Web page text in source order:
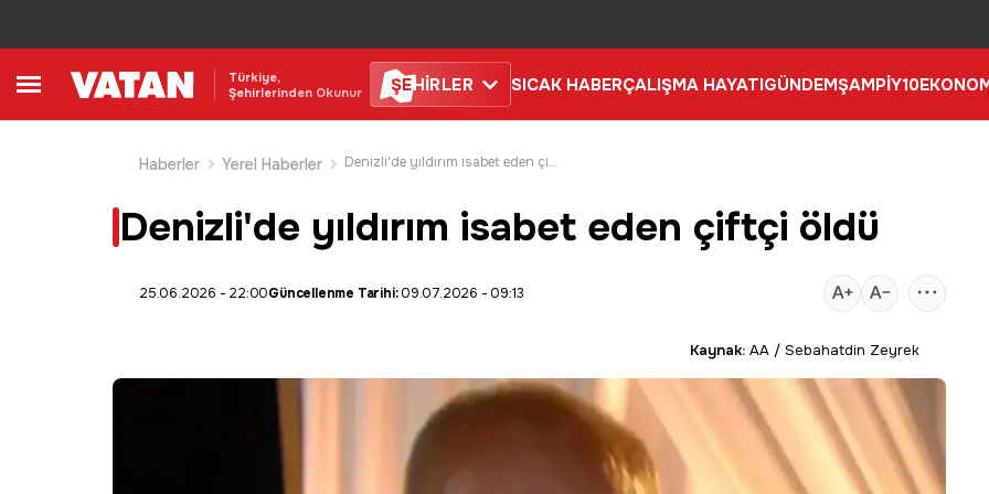
Türkiye,
Şehirlerinden Okunur
ŞEHİRLER SICAK HABERÇALIŞMA HAYATIGÜNDEMŞAMPİY10
Haberler
Yerel Haberler Denizli'de yıldırım isabet eden çiftçi öldü
Denizli'de yıldırım isabet eden çiftçi öldü
25.06.2026 - 22:00Güncellenme Tarihi:09.07.2026 - 09:13
Kaynak: AA / Sebahatdin Zeyrek